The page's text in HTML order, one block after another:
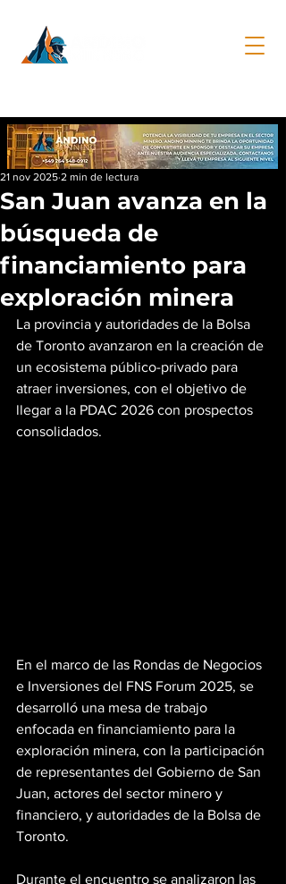
San Juan avanza en la
búsqueda de
financiamiento para
exploración minera
21 nov 2025 2 min de lectura
La provincia y autoridades de la Bolsa
de Toronto avanzaron en la creación de
un ecosistema público-privado para
atraer inversiones, con el objetivo de
llegar a la PDAC 2026 con prospectos
consolidados.
En el marco de las Rondas de Negocios
e Inversiones del FNS Forum 2025, se
desarrolló una mesa de trabajo
enfocada en financiamiento para la
exploración minera, con la participación
de representantes del Gobierno de San
Juan, actores del sector minero y
financiero, y autoridades de la Bolsa de
Toronto.
Durante el encuentro se analizaron las